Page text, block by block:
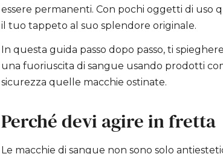
essere permanenti. Con pochi oggetti di uso
il tuo tappeto al suo splendore originale.
In questa guida passo dopo passo, ti
una fuoriuscita di sangue usando prodotti
sicurezza quelle macchie ostinate.
Perché devi agire in fretta
Le macchie di sangue non sono solo